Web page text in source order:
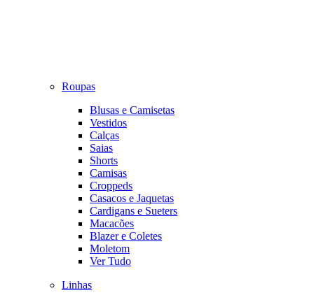
Roupas
Blusas e Camisetas
Vestidos
Calças
Saias
Shorts
Camisas
Croppeds
Casacos e Jaquetas
Cardigans e Sueters
Macacões
Blazer e Coletes
Moletom
Ver Tudo
Linhas